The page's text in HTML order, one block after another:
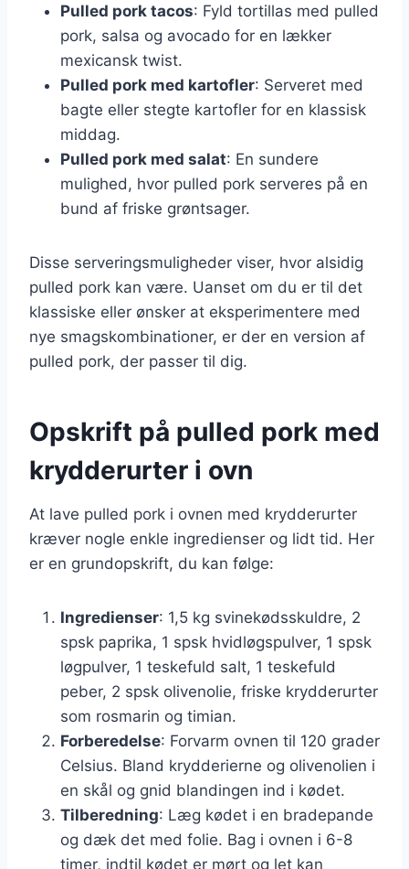
Pulled pork tacos: Fyld tortillas med pulled
pork, salsa og avocado for en lækker
mexicansk twist.
Pulled pork med kartofler: Serveret med
bagte eller stegte kartofler for en klassisk
middag.
Pulled pork med salat: En sundere
mulighed, hvor pulled pork serveres på en
bund af friske grøntsager.
Disse serveringsmuligheder viser, hvor alsidig
pulled pork kan være. Uanset om du er til det
klassiske eller ønsker at eksperimentere med
nye smagskombinationer, er der en version af
pulled pork, der passer til dig.
Opskrift på pulled pork med
krydderurter i ovn
At lave pulled pork i ovnen med krydderurter
kræver nogle enkle ingredienser og lidt tid. Her
er en grundopskrift, du kan følge:
Ingredienser: 1,5 kg svinekødsskuldre, 2
spsk paprika, 1 spsk hvidløgspulver, 1 spsk
løgpulver, 1 teskefuld salt, 1 teskefuld
peber, 2 spsk olivenolie, friske krydderurter
som rosmarin og timian.
Forberedelse: Forvarm ovnen til 120 grader
Celsius. Bland krydderierne og olivenolien i
en skål og gnid blandingen ind i kødet.
Tilberedning: Læg kødet i en bradepande
og dæk det med folie. Bag i ovnen i 6-8
timer, indtil kødet er mørt og let kan